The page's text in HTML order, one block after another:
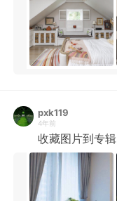
pxk119
4年前
收藏图片到专辑